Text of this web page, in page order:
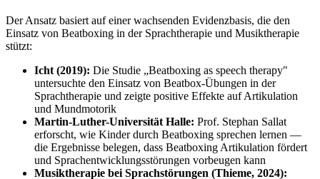
Der Ansatz basiert auf einer wachsenden Evidenzbasis, die den
Einsatz von Beatboxing in der Sprachtherapie und Musiktherapie
stützt:
Icht (2019): Die Studie „Beatboxing as speech therapy"
untersuchte den Einsatz von Beatbox-Übungen in der
Sprachtherapie und zeigte positive Effekte auf Artikulation
und Mundmotorik
Martin-Luther-Universität Halle: Prof. Stephan Sallat
erforscht, wie Kinder durch Beatboxing sprechen lernen —
die Ergebnisse belegen, dass Beatboxing Artikulation fördert
und Sprachentwicklungsstörungen vorbeugen kann
Musiktherapie bei Sprachstörungen (Thieme, 2024):